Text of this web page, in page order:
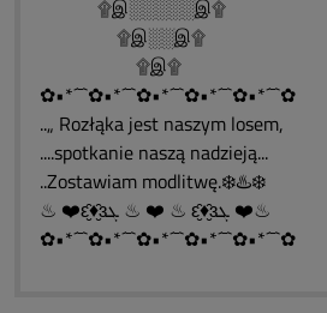
۩இ░░░░░இ۩
۩இ░░இ۩
۩இ۩
✿•*´¯`✿•*´¯`✿•*´¯`✿•*´¯`✿•*´¯`✿
..„ Rozłąka jest naszym losem,
....spotkanie naszą nadzieją...
..Zostawiam modlitwę.❄️♨️❄️
♨ ❤️ԑ̮̑♦̮̑ɜܓ ♨ ❤️ ♨ ԑ̮̑♦̮̑ɜܓ ❤️♨
✿•*´¯`✿•*´¯`✿•*´¯`✿•*´¯`✿•*´¯`✿